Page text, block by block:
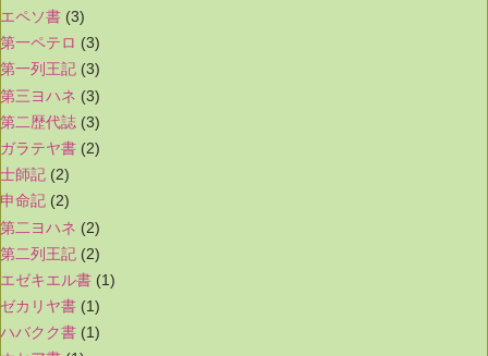
エペソ書 (3)
第一ペテロ (3)
第一列王記 (3)
第三ヨハネ (3)
第二歴代誌 (3)
ガラテヤ書 (2)
士師記 (2)
申命記 (2)
第二ヨハネ (2)
第二列王記 (2)
エゼキエル書 (1)
ゼカリヤ書 (1)
ハバクク書 (1)